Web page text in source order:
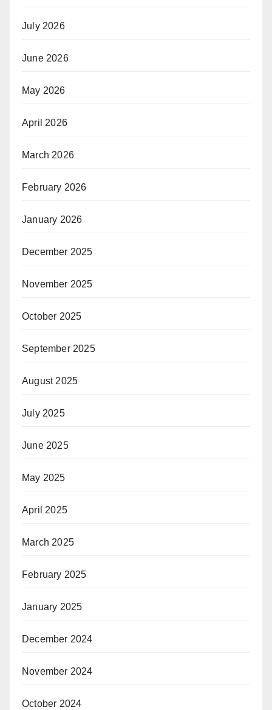
July 2026
June 2026
May 2026
April 2026
March 2026
February 2026
January 2026
December 2025
November 2025
October 2025
September 2025
August 2025
July 2025
June 2025
May 2025
April 2025
March 2025
February 2025
January 2025
December 2024
November 2024
October 2024